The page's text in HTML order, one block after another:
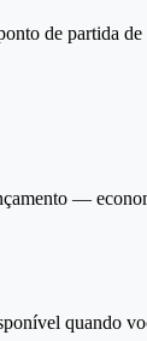
de partida
—
quando